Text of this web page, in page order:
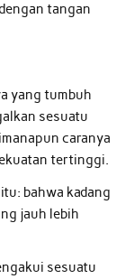
tangan
yang tumbuh
sesuatu
caranya
tertinggi.
bahwa kadang
jauh lebih
sesuatu